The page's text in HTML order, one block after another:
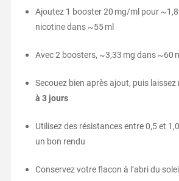
Ajoutez 1 booster 20 mg/ml pour
nicotine dans ~55 ml
Avec 2 boosters, ~3,33 mg dans ~60
Secouez bien après ajout, puis laissez
à 3 jours
Utilisez des résistances entre 0,5 et
un bon rendu
Conservez votre flacon à l’abri du